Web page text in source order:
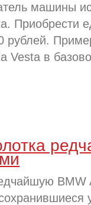
машины
Приобрести
рублей.
Vesta в
BMW